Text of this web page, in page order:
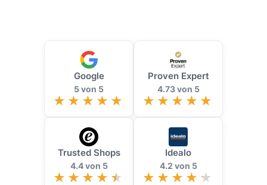
Google
5 von 5
Proven Expert
4.73 von 5
Trusted Shops
4.4 von 5
Idealo
4.2 von 5